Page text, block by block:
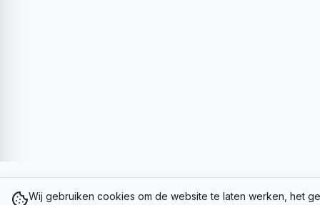
Wij gebruiken cookies om de website te laten werken, het